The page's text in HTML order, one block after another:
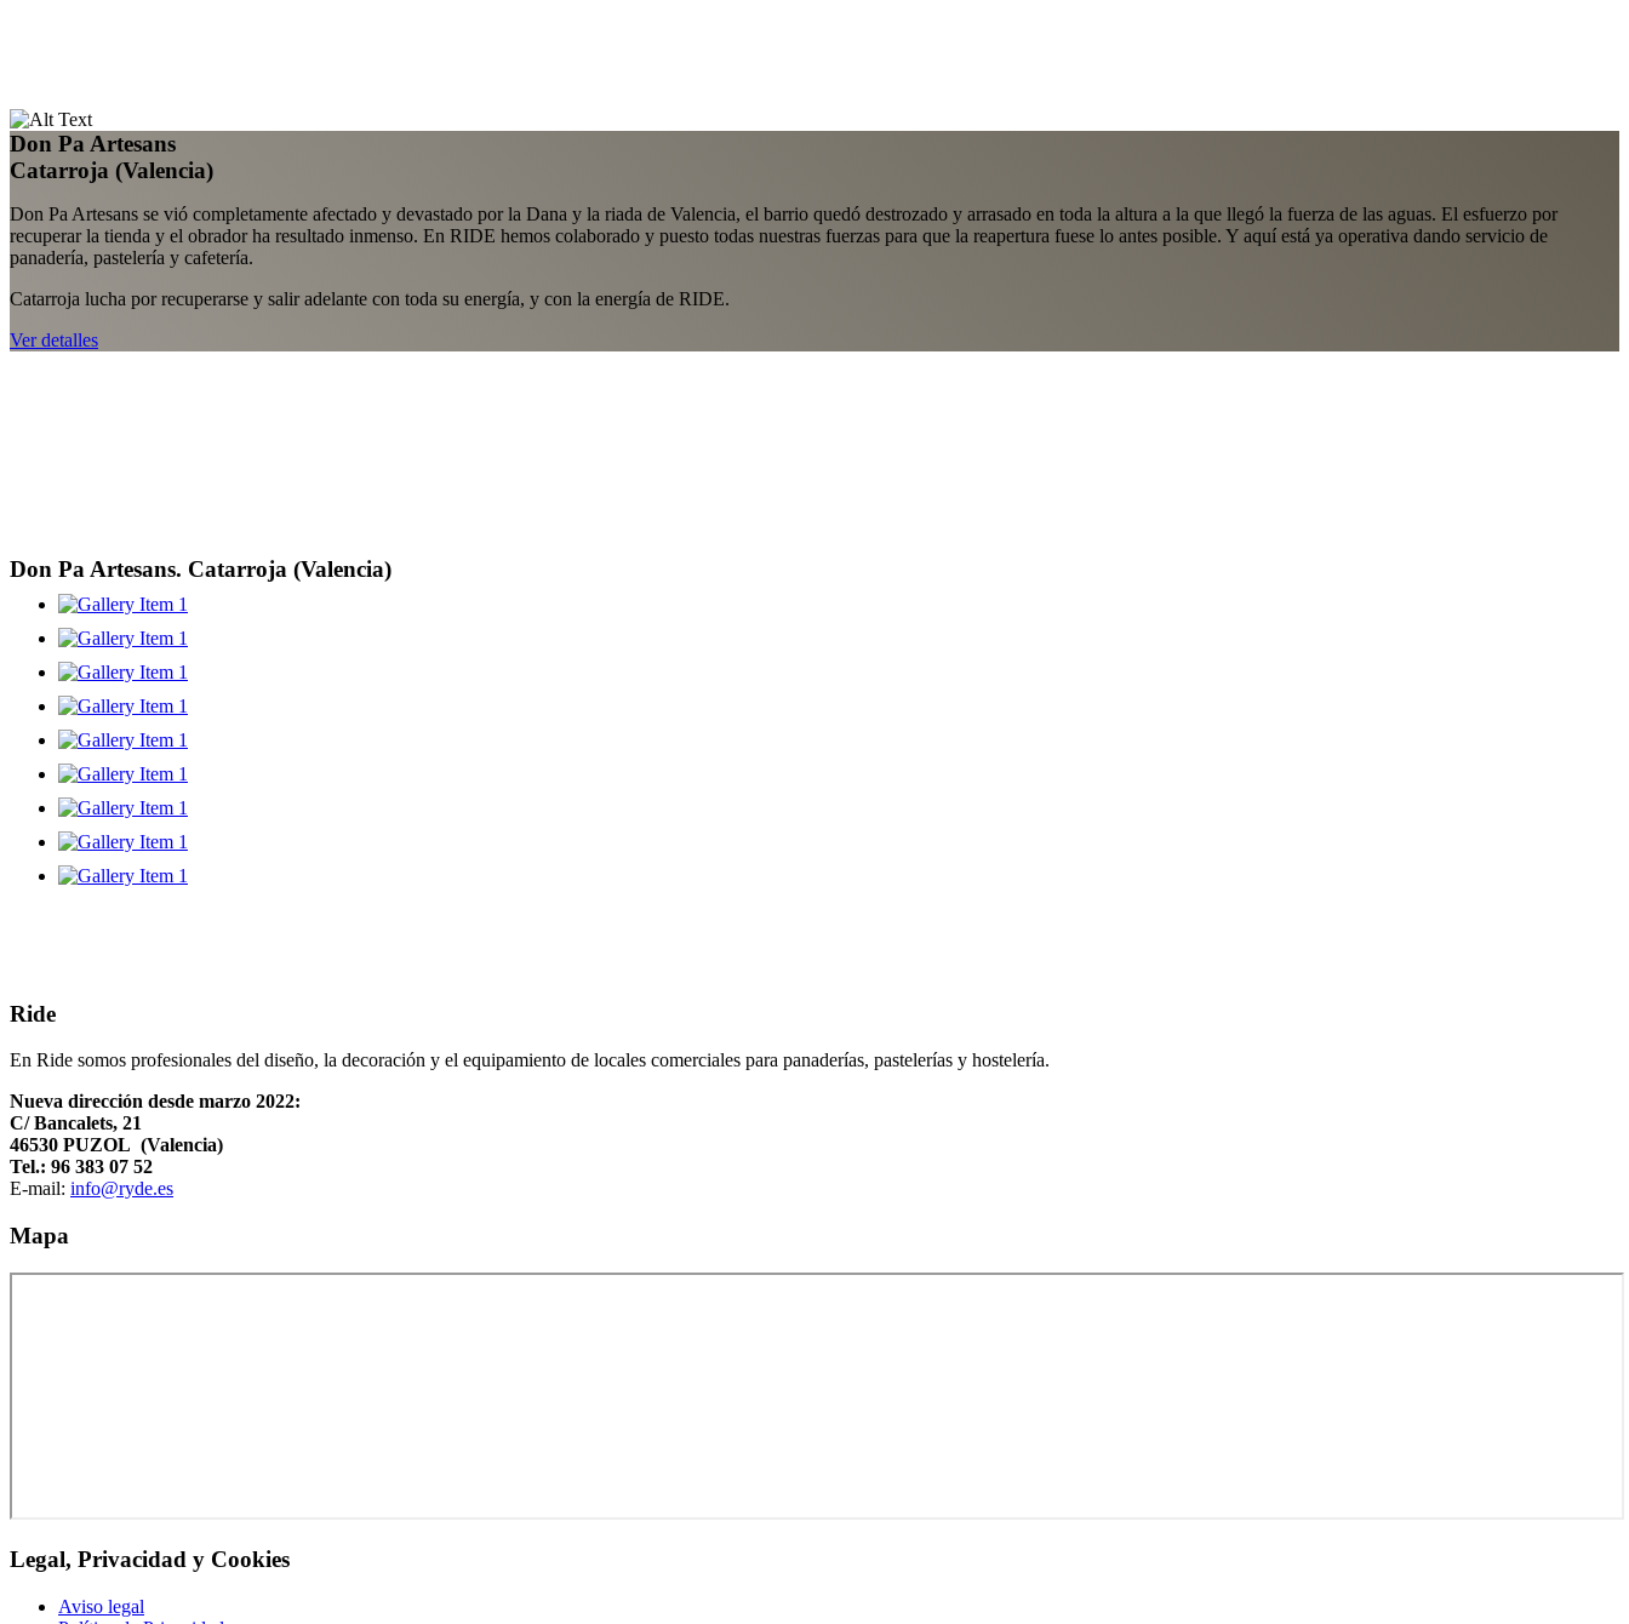
Don Pa Artesans
Catarroja (Valencia)
Don Pa Artesans se vió completamente afectado y devastado por la Dana y la riada de Valencia, el barrio quedó destrozado y arrasado en toda la altura a la que llegó la fuerza de las aguas. El esfuerzo por
recuperar la tienda y el obrador ha resultado inmenso. En RIDE hemos colaborado y puesto todas nuestras fuerzas para que la reapertura fuese lo antes posible. Y aquí está ya operativa dando servicio de
panadería, pastelería y cafetería.
Catarroja lucha por recuperarse y salir adelante con toda su energía, y con la energía de RIDE.
Ver detalles
Don Pa Artesans. Catarroja (Valencia)
Ride
En Ride somos profesionales del diseño, la decoración y el equipamiento de locales comerciales para panaderías, pastelerías y hostelería.
Nueva dirección desde marzo 2022:
C/ Bancalets, 21
46530 PUZOL (Valencia)
Tel.: 96 383 07 52
E-mail: info@ryde.es
Mapa
Legal, Privacidad y Cookies
Aviso legal